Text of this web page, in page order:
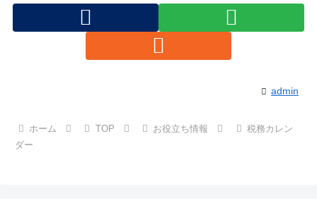
admin
ホーム TOP お役立ち情報
税務カレン
ダー